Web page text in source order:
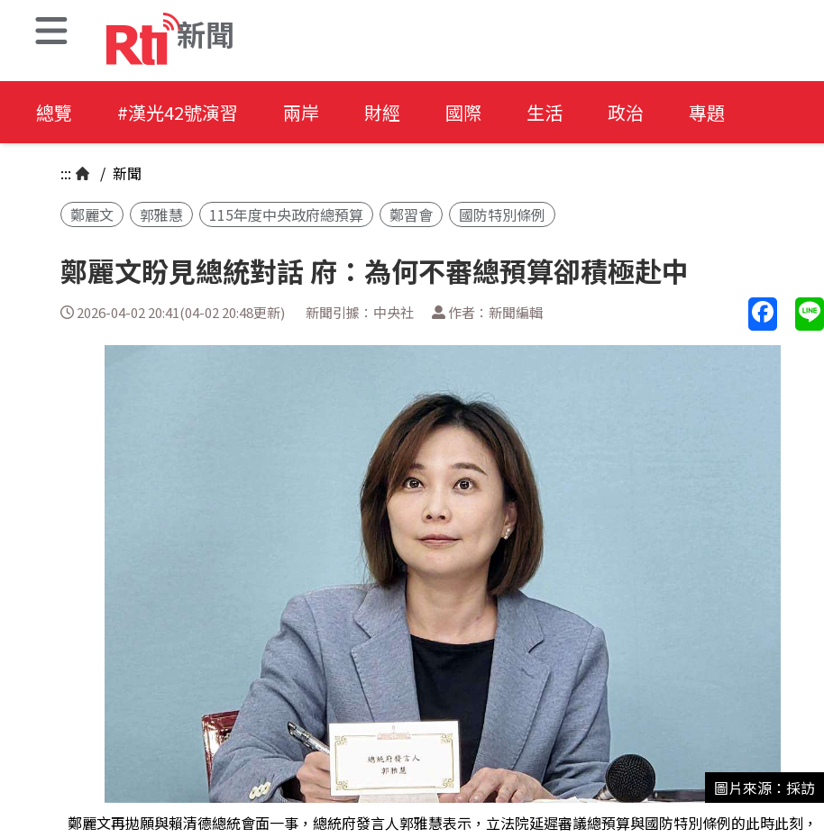
新聞
總覽 #漢光42號演習 兩岸 財經 國際 生活 政治 專題
::: / 新聞
鄭麗文
郭雅慧 115年度中央政府總預算 鄭習會 國防特別條例
鄭麗文盼見總統對話 府：為何不審總預算卻積極赴中
2026-04-02 20:41(04-02 20:48更新) 新聞引據：中央社 作者：新聞編輯
圖片來源：採訪
鄭麗文再拋願與賴清德總統會面一事，總統府發言人郭雅慧表示，立法院延遲審議總預算與國防特別條例的此時此刻，